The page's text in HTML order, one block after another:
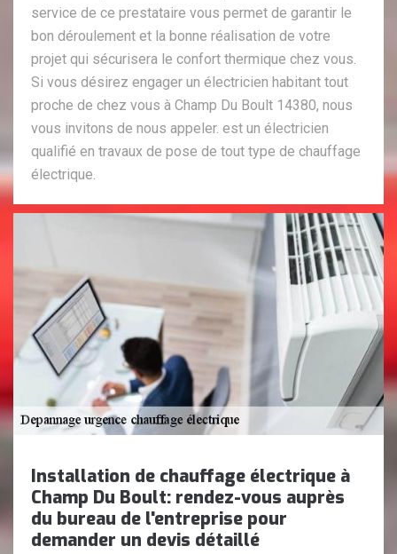
service de ce prestataire vous permet de garantir le
bon déroulement et la bonne réalisation de votre
projet qui sécurisera le confort thermique chez vous.
Si vous désirez engager un électricien habitant tout
proche de chez vous à Champ Du Boult 14380, nous
vous invitons de nous appeler. est un électricien
qualifié en travaux de pose de tout type de chauffage
électrique.
Installation de chauffage électrique à
Champ Du Boult: rendez-vous auprès
du bureau de l'entreprise pour
demander un devis détaillé